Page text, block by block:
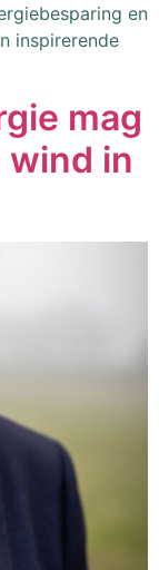
en
inspirerende
mag
wind in